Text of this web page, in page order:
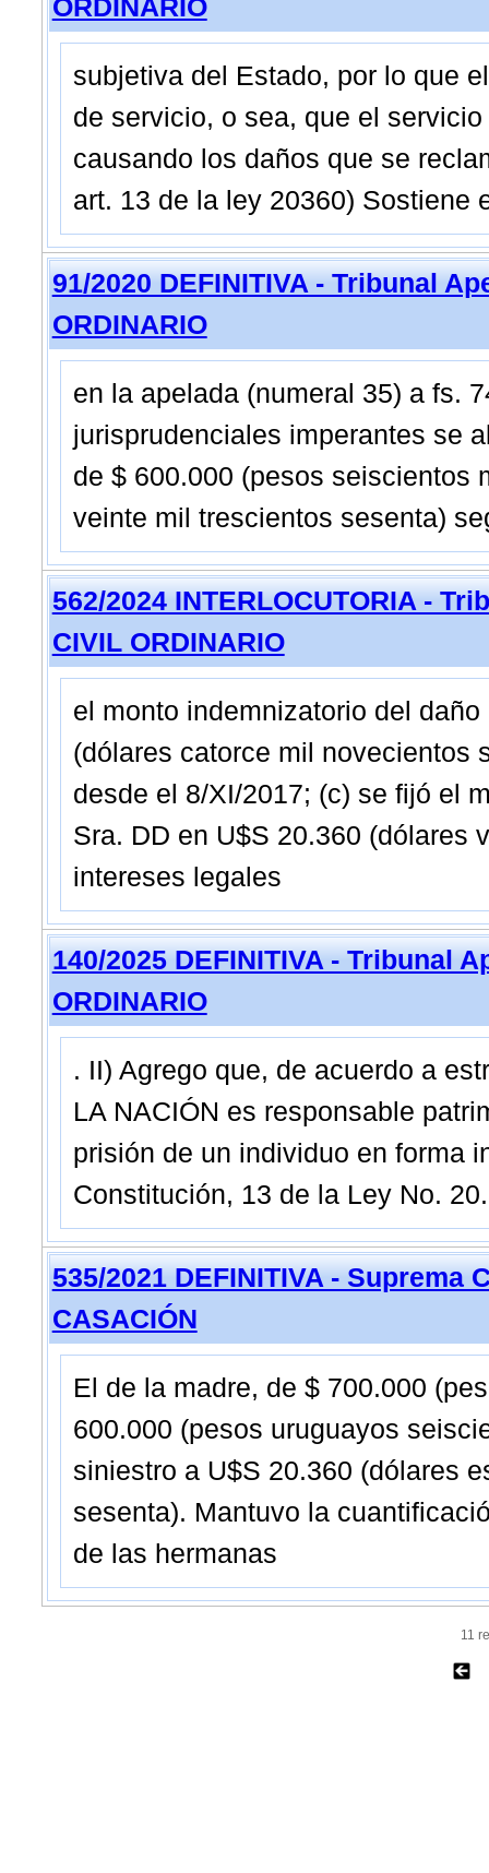
ORDINARIO
subjetiva del Estado, por lo que
de servicio, o sea, que el
causando los daños que se
art. 13 de la ley 20360) Sostiene
91/2020 DEFINITIVA - Tribunal
ORDINARIO
en la apelada (numeral 35) a fs.
jurisprudenciales imperantes se
de $ 600.000 (pesos seiscientos
veinte mil trescientos sesenta)
562/2024 INTERLOCUTORIA -
CIVIL ORDINARIO
el monto indemnizatorio del
(dólares catorce mil novecientos
desde el 8/XI/2017; (c) se fijó el
Sra. DD en U$S 20.360 (dólares
intereses legales
140/2025 DEFINITIVA - Tribunal
ORDINARIO
. II) Agrego que, de acuerdo a
LA NACIÓN es responsable
prisión de un individuo en forma
Constitución, 13 de la Ley No.
535/2021 DEFINITIVA - Suprema
CASACIÓN
El de la madre, de $ 700.000
600.000 (pesos uruguayos
siniestro a U$S 20.360 (dólares
sesenta). Mantuvo la
de las hermanas
11